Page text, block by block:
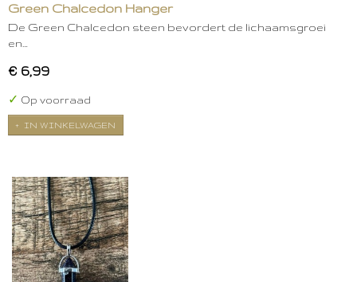
Green Chalcedon Hanger
De Green Chalcedon steen bevordert de lichaamsgroei
en…
€ 6,99
✓ Op voorraad
IN WINKELWAGEN